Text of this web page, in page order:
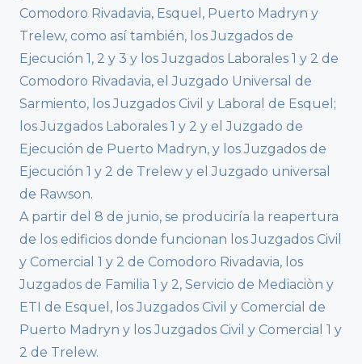
Comodoro Rivadavia, Esquel, Puerto Madryn y
Trelew, como así también, los Juzgados de
Ejecución 1, 2 y 3 y los Juzgados Laborales 1 y 2 de
Comodoro Rivadavia, el Juzgado Universal de
Sarmiento, los Juzgados Civil y Laboral de Esquel;
los Juzgados Laborales 1 y 2 y el Juzgado de
Ejecución de Puerto Madryn, y los Juzgados de
Ejecución 1 y 2 de Trelew y el Juzgado universal
de Rawson.
A partir del 8 de junio, se produciría la reapertura
de los edificios donde funcionan los Juzgados Civil
y Comercial 1 y 2 de Comodoro Rivadavia, los
Juzgados de Familia 1 y 2, Servicio de Mediaciòn y
ETI de Esquel, los Juzgados Civil y Comercial de
Puerto Madryn y los Juzgados Civil y Comercial 1 y
2 de Trelew.